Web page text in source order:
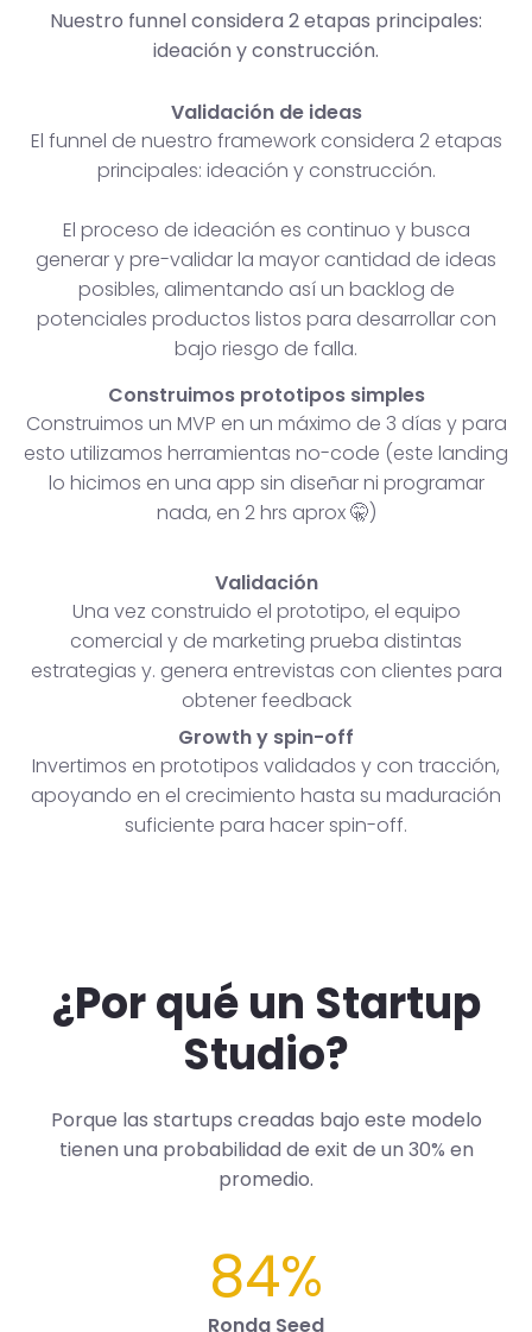
Nuestro funnel considera 2 etapas principales:
ideación y construcción.
Validación de ideas
El funnel de nuestro framework considera 2 etapas
principales: ideación y construcción.
El proceso de ideación es continuo y busca
generar y pre-validar la mayor cantidad de ideas
posibles, alimentando así un backlog de
potenciales productos listos para desarrollar con
bajo riesgo de falla.
Construimos prototipos simples
Construimos un MVP en un máximo de 3 días y para
esto utilizamos herramientas no-code (este landing
lo hicimos en una app sin diseñar ni programar
nada, en 2 hrs aprox 🤫)
Validación
Una vez construido el prototipo, el equipo
comercial y de marketing prueba distintas
estrategias y. genera entrevistas con clientes para
obtener feedback
Growth y spin-off
Invertimos en prototipos validados y con tracción,
apoyando en el crecimiento hasta su maduración
suficiente para hacer spin-off.
¿Por qué un Startup
Studio?
Porque las startups creadas bajo este modelo
tienen una probabilidad de exit de un 30% en
promedio.
84%
Ronda Seed